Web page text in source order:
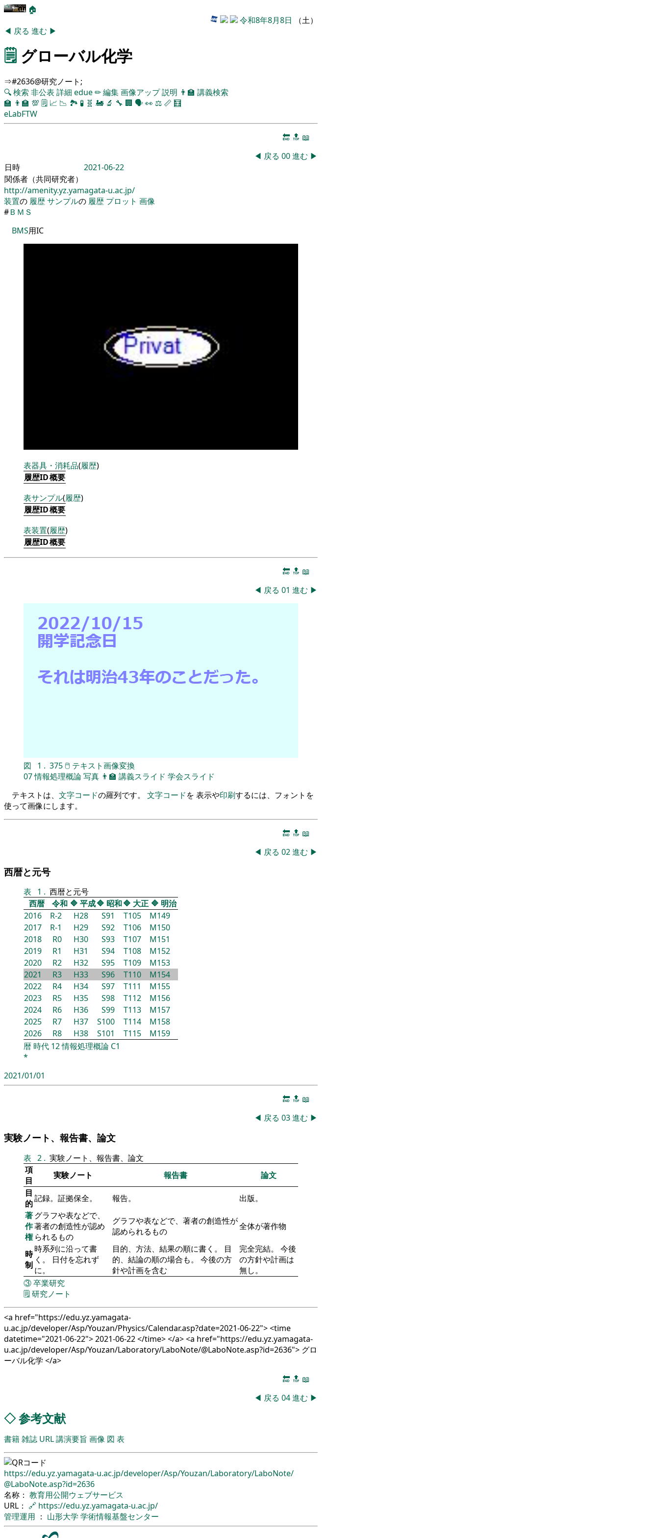
🏠
令和8年8月8日 （土）
◀ 戻る 進む ▶
🗒️ グローバル化学
⇒#2636@研究ノート;
🔍検索 非公表 詳細 edue✏編集画像アップ説明 👨‍🏫 講義検索
🏫 👨‍🏫 💯 🗒️ 📈 📉 🏞 🧪 🧬 🚂 🔬 🔧 🏢 🗣️👀 ⚖️ 📏 🧮
eLabFTW
🔚 🔝 📖
◀ 戻る 00進む ▶
日時
2021-06-22
関係者（共同研究者）
http://amenity.yz.yamagata-u.ac.jp/
装置の 履歴サンプルの 履歴 プロット 画像
#ＢＭＳ
BMS用IC
表器具・消耗品(履歴)
履歴ID概要
表サンプル(履歴)
履歴ID概要
表装置(履歴)
履歴ID概要
🔚 🔝 📖
◀ 戻る 01 進む ▶
図 1 . 375🖱 テキスト画像変換
07情報処理概論写真 👨‍🏫 講義スライド 学会スライド
テキストは、 文字コードの羅列です。 文字コードを 表示や印刷するには、フォントを
使って画像にします。
🔚 🔝 📖
◀ 戻る 02進む ▶
西暦と元号
表 1 . 西暦と元号
西暦
令和 🔷 平成🔷 昭和🔷 大正 🔷 明治
2016
R-2 H28 S91 T105
M149
2017
R-1 H29 S92 T106
M150
2018
R0 H30 S93 T107
M151
2019
R1 H31 S94 T108
M152
2020
R2 H32 S95 T109
M153
2021
R3 H33 S96 T110
M154
2022
R4 H34 S97 T111
M155
2023
R5 H35 S98 T112
M156
2024
R6 H36 S99 T113
M157
2025
R7 H37 S100 T114
M158
2026
R8 H38 S101 T115
M159
暦 時代 12情報処理概論 C1
*
2021/01/01
🔚 🔝 📖
◀ 戻る 03進む ▶
実験ノート、報告書、論文
表 2 . 実験ノート、報告書、論文
項
目
実験ノート 報告書
論文
目
的記録。証拠保全。 報告。
出版。
著
作
権
グラフや表などで、
著者の創造性が認め
られるもの
グラフや表などで、著者の創造性が
認められるもの
全体が著作物
時
制
時系列に沿って書
く。 日付を忘れず
に。
目的、方法、結果の順に書く。 目
的、結論の順の場合も。 今後の方
針や計画を含む
完全完結。 今後
の方針や計画は
無し。
③卒業研究
🗒️研究ノート
<a href="https://edu.yz.yamagata-
u.ac.jp/developer/Asp/Youzan/Physics/Calendar.asp?date=2021-06-22"> <time
datetime="2021-06-22"> 2021-06-22 </time> </a> <a href="https://edu.yz.yamagata-
u.ac.jp/developer/Asp/Youzan/Laboratory/LaboNote/@LaboNote.asp?id=2636"> グロ
ーバル化学 </a>
🔚 🔝 📖
◀ 戻る 04進む ▶
◇参考文献
書籍雑誌 URL講演要旨 画像 図 表
https://edu.yz.yamagata-u.ac.jp/developer/Asp/Youzan/Laboratory/LaboNote/
@LaboNote.asp?id=2636
名称： 教育用公開ウェブサービス
URL： 🔗 https://edu.yz.yamagata-u.ac.jp/
管理運用 ： 山形大学 学術情報基盤センター